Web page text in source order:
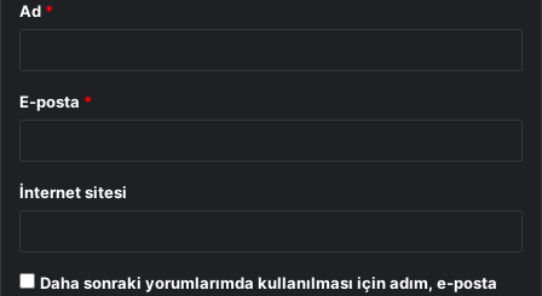
Ad *
E-posta *
İnternet sitesi
Daha sonraki yorumlarımda kullanılması için adım, e-posta